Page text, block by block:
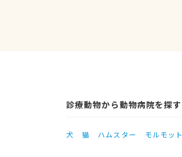
診療動物から動物病院を探す
犬 猫 ハムスター モルモット